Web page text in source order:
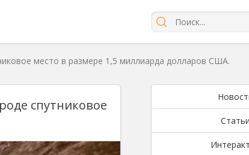
место в размере 1,5 миллиарда долларов США.
спутниковое
Статьи